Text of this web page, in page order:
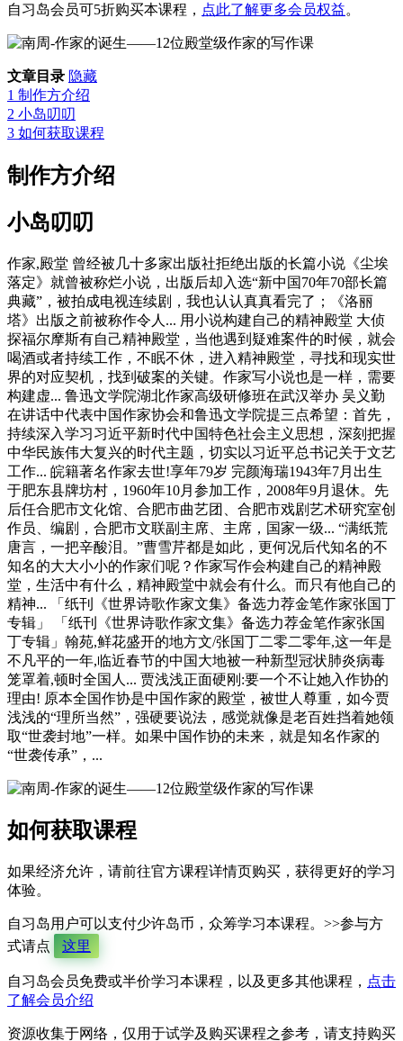
自习岛会员可5折购买本课程， 点此了解更多会员权益。
文章目录 隐藏
1 制作方介绍
2 小岛叨叨
3 如何获取课程
制作方介绍
小岛叨叨
作家,殿堂 曾经被几十多家出版社拒绝出版的长篇小说《尘埃
落定》就曾被称烂小说，出版后却入选“新中国70年70部长篇
典藏”，被拍成电视连续剧，我也认认真真看完了；《洛丽
塔》出版之前被称作令人... 用小说构建自己的精神殿堂 大侦
探福尔摩斯有自己精神殿堂，当他遇到疑难案件的时候，就会
喝酒或者持续工作，不眠不休，进入精神殿堂，寻找和现实世
界的对应契机，找到破案的关键。作家写小说也是一样，需要
构建虚... 鲁迅文学院湖北作家高级研修班在武汉举办 吴义勤
在讲话中代表中国作家协会和鲁迅文学院提三点希望：首先，
持续深入学习习近平新时代中国特色社会主义思想，深刻把握
中华民族伟大复兴的时代主题，切实以习近平总书记关于文艺
工作... 皖籍著名作家去世!享年79岁 完颜海瑞1943年7月出生
于肥东县牌坊村，1960年10月参加工作，2008年9月退休。先
后任合肥市文化馆、合肥市曲艺团、合肥市戏剧艺术研究室创
作员、编剧，合肥市文联副主席、主席，国家一级... “满纸荒
唐言，一把辛酸泪。”曹雪芹都是如此，更何况后代知名的不
知名的大大小小的作家们呢？作家写作会构建自己的精神殿
堂，生活中有什么，精神殿堂中就会有什么。而只有他自己的
精神... 「纸刊《世界诗歌作家文集》备选力荐金笔作家张国丁
专辑」 「纸刊《世界诗歌作家文集》备选力荐金笔作家张国
丁专辑」翰苑,鲜花盛开的地方文/张国丁二零二零年,这一年是
不凡平的一年,临近春节的中国大地被一种新型冠状肺炎病毒
笼罩着,顿时全国人... 贾浅浅正面硬刚:要一个不让她入作协的
理由! 原本全国作协是中国作家的殿堂，被世人尊重，如今贾
浅浅的“理所当然”，强硬要说法，感觉就像是老百姓挡着她领
取“世袭封地”一样。如果中国作协的未来，就是知名作家的
“世袭传承”，...
如何获取课程
如果经济允许，请前往官方课程详情页购买，获得更好的学习
体验。
自习岛用户可以支付少许岛币，众筹学习本课程。>>参与方
式请点
这里
自习岛会员免费或半价学习本课程，以及更多其他课程， 点击
了解会员介绍
资源收集于网络，仅用于试学及购买课程之参考，请支持购买